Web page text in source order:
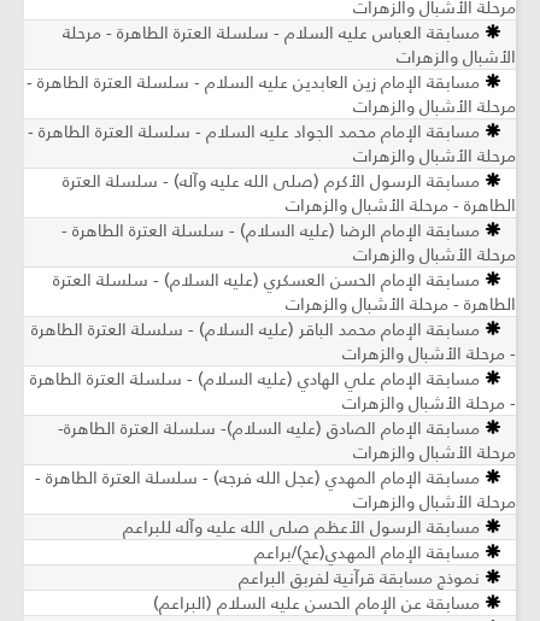
مرحلة الأشبال والزهرات
مسابقة العباس عليه السلام - سلسلة العترة الطاهرة - مرحلة
الأشبال والزهرات
مسابقة الإمام زين العابدين عليه السلام - سلسلة العترة الطاهرة -
مرحلة الأشبال والزهرات
مسابقة الإمام محمد الجواد عليه السلام - سلسلة العترة الطاهرة -
مرحلة الأشبال والزهرات
مسابقة الرسول الأكرم (صلى الله عليه وآله) - سلسلة العترة
الطاهرة - مرحلة الأشبال والزهرات
مسابقة الإمام الرضا (عليه السلام) - سلسلة العترة الطاهرة -
مرحلة الأشبال والزهرات
مسابقة الإمام الحسن العسكري (عليه السلام) - سلسلة العترة
الطاهرة - مرحلة الأشبال والزهرات
مسابقة الإمام محمد الباقر (عليه السلام) - سلسلة العترة الطاهرة
- مرحلة الأشبال والزهرات
مسابقة الإمام علي الهادي (عليه السلام) - سلسلة العترة الطاهرة
- مرحلة الأشبال والزهرات
مسابقة الإمام الصادق (عليه السلام)- سلسلة العترة الطاهرة-
مرحلة الأشبال والزهرات
مسابقة الإمام المهدي (عجل الله فرجه) - سلسلة العترة الطاهرة -
مرحلة الأشبال والزهرات
مسابقة الرسول الأعظم صلى الله عليه وآله للبراعم
مسابقة الإمام المهدي(عج)/براعم
نموذج مسابقة قرآنية لفربق البراعم
مسابقة عن الإمام الحسن عليه السلام (البراعم)